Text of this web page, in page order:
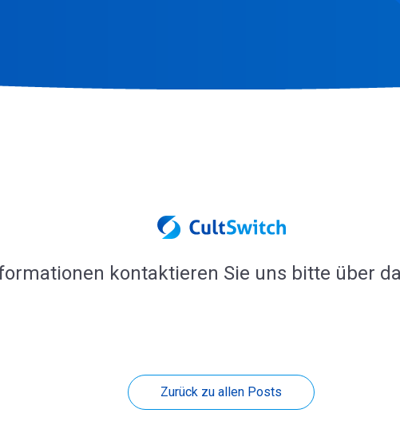
kontaktieren Sie uns bitte über
Zurück zu allen Posts